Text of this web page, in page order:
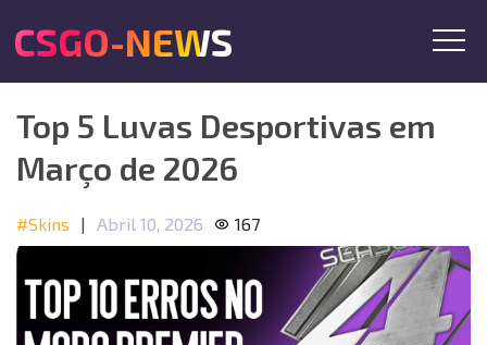
CSGO-NEWS
Top 5 Luvas Desportivas em
Março de 2026
#Skins | Abril 10, 2026 167